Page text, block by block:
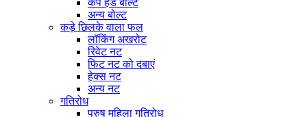
कैप हेड बोल्ट
अन्य बोल्ट
कड़े छिलके वाला फल
लॉकिंग अखरोट
रिवेट नट
फिट नट को दबाएं
हेक्स नट
अन्य नट
गतिरोध
पुरुष महिला गतिरोध